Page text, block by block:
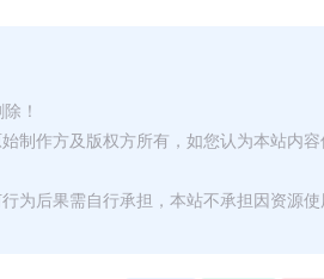
！
制作方及版权方所有，如您认为本站内
为后果需自行承担，本站不承担因资源